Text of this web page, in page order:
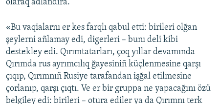
olaraq adlandıra.
«Bu vaqialarnı er kes farqlı qabul etti: birileri olğan
şeylerni añlamay edi, digerleri – bunı deli kibi
destekley edi. Qırımtatarları, çoq yıllar devamında
Qırımda rus ayrımcılıq ğayesiniñ küçlenmesine qarşı
çıqıp, Qırımnıñ Rusiye tarafandan işğal etilmesine
çorlanıp, qarşı çıqtı. Ve er bir gruppa ne yapacağını özü
belgiley edi: birileri – otura ediler ya da Qırımnı terk